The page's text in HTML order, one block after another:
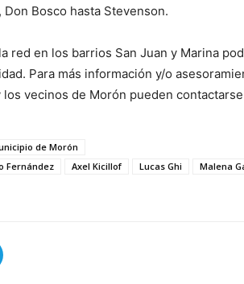
Bosco hasta Stevenson.
red en los barrios San Juan y Marina
Para más información y/o
vecinos de Morón pueden
de Morón
Fernández Axel Kicillof Lucas Ghi Malena